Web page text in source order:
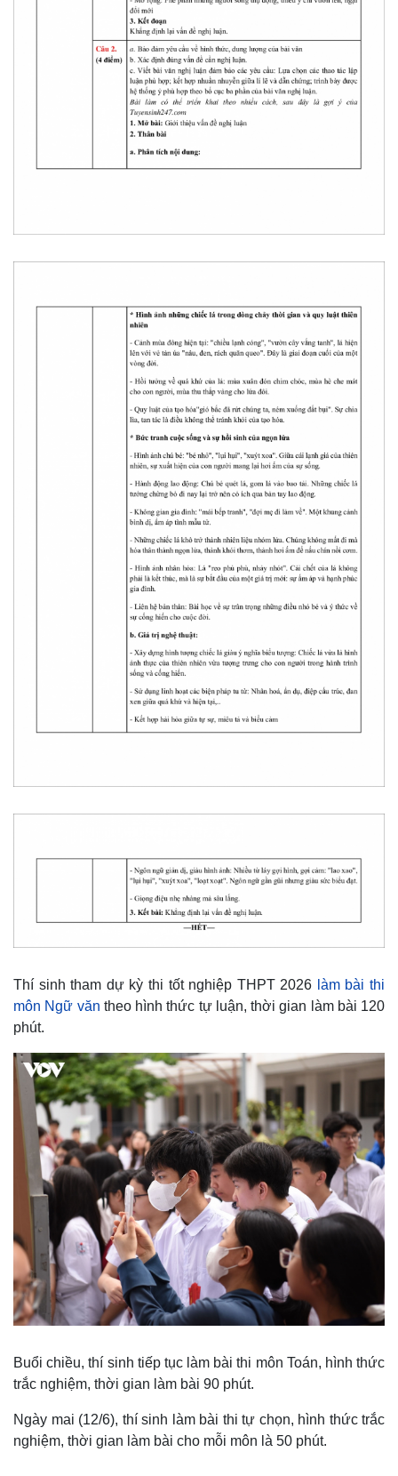
Kinh tế
Bất động sản
Khởi nghiệp
Thị trường
Giá vàng
Chứng khoán
Giá cà phê
Thí sinh tham dự kỳ thi tốt nghiệp THPT 2026 làm bài thi
môn Ngữ văn theo hình thức tự luận, thời gian làm bài 120
phút.
Buổi chiều, thí sinh tiếp tục làm bài thi môn Toán, hình thức
trắc nghiệm, thời gian làm bài 90 phút.
Ngày mai (12/6), thí sinh làm bài thi tự chọn, hình thức trắc
nghiệm, thời gian làm bài cho mỗi môn là 50 phút.